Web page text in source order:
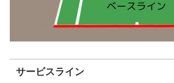
サービスライン